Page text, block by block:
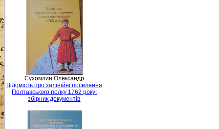
Сухомлин Олександр
Відомість про залінійні поселення
Полтавського полку 1762 року:
збірник документів